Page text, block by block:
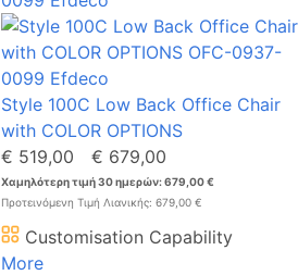
Style 100C Low Back Office Chair
with COLOR OPTIONS
€ 519,00
€ 679,00
Χαμηλότερη τιμή 30 ημερών: 679,00 €
Προτεινόμενη Τιμή Λιανικής: 679,00 €
Customisation Capability
More